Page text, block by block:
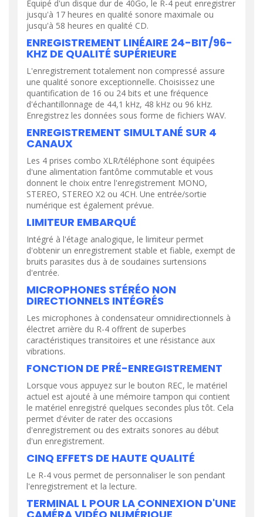
Équipé d'un disque dur de 40Go, le R-4 peut enregistrer
jusqu'à 17 heures en qualité sonore maximale ou
jusqu'à 58 heures en qualité CD.
ENREGISTREMENT LINÉAIRE 24-BIT/96-
KHZ DE QUALITÉ SUPÉRIEURE
L'enregistrement totalement non compressé assure
une qualité sonore exceptionnelle. Choisissez une
quantification de 16 ou 24 bits et une fréquence
d'échantillonnage de 44,1 kHz, 48 kHz ou 96 kHz.
Enregistrez les données sous forme de fichiers WAV.
ENREGISTREMENT SIMULTANÉ SUR 4
CANAUX
Les 4 prises combo XLR/téléphone sont équipées
d'une alimentation fantôme commutable et vous
donnent le choix entre l'enregistrement MONO,
STEREO, STEREO X2 ou 4CH. Une entrée/sortie
numérique est également prévue.
LIMITEUR EMBARQUÉ
Intégré à l'étage analogique, le limiteur permet
d'obtenir un enregistrement stable et fiable, exempt de
bruits parasites dus à de soudaines surtensions
d'entrée.
MICROPHONES STÉRÉO NON
DIRECTIONNELS INTÉGRÉS
Les microphones à condensateur omnidirectionnels à
électret arrière du R-4 offrent de superbes
caractéristiques transitoires et une résistance aux
vibrations.
FONCTION DE PRÉ-ENREGISTREMENT
Lorsque vous appuyez sur le bouton REC, le matériel
actuel est ajouté à une mémoire tampon qui contient
le matériel enregistré quelques secondes plus tôt. Cela
permet d'éviter de rater des occasions
d'enregistrement ou des extraits sonores au début
d'un enregistrement.
CINQ EFFETS DE HAUTE QUALITÉ
Le R-4 vous permet de personnaliser le son pendant
l'enregistrement et la lecture.
TERMINAL L POUR LA CONNEXION D'UNE